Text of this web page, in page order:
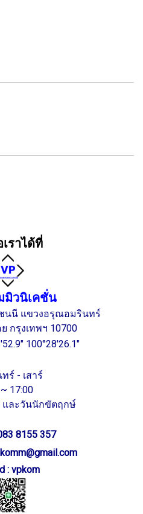
ราได้ที่
มิวนิเคชั่น
นนี แขวงอรุณอมรินทร์
กรุงเทพฯ 10700
100°28'26.1"
ร์ - เสาร์
17:00
และวันนักขัตฤกษ์
8155 357
: vpkom